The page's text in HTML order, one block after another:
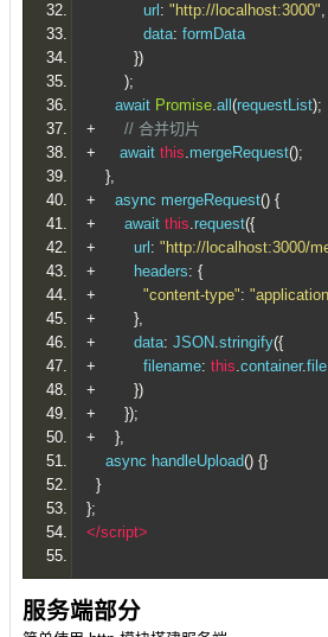
url : "http://localhost:3000",
data: formData
})
);
await Promise.all (requestList);
+
// 合并切片
+ await this.mergeRequest();
},
+ async mergeRequest() {
+ await this.request({
+ url : "http://localhost:3000/
+ headers: {
+
"content-type":
+
},
+ data: JSON.stringify({
+ filename: this.container.file
+
})
+
});
+
},
async handleUpload() {}
}
};
</script>
服务端部分